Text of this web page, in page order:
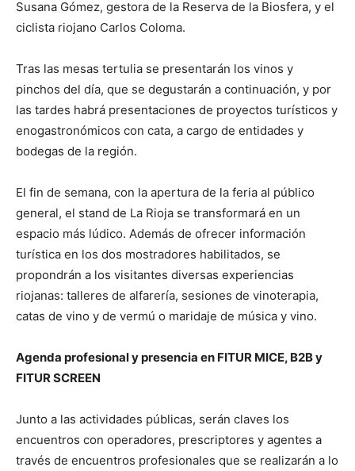
Susana Gómez, gestora de la Reserva de la Biosfera, y el
ciclista riojano Carlos Coloma.
Tras las mesas tertulia se presentarán los vinos y
pinchos del día, que se degustarán a continuación, y por
las tardes habrá presentaciones de proyectos turísticos y
enogastronómicos con cata, a cargo de entidades y
bodegas de la región.
El fin de semana, con la apertura de la feria al público
general, el stand de La Rioja se transformará en un
espacio más lúdico. Además de ofrecer información
turística en los dos mostradores habilitados, se
propondrán a los visitantes diversas experiencias
riojanas: talleres de alfarería, sesiones de vinoterapia,
catas de vino y de vermú o maridaje de música y vino.
Agenda profesional y presencia en FITUR MICE, B2B y
FITUR SCREEN
Junto a las actividades públicas, serán claves los
encuentros con operadores, prescriptores y agentes a
través de encuentros profesionales que se realizarán a lo